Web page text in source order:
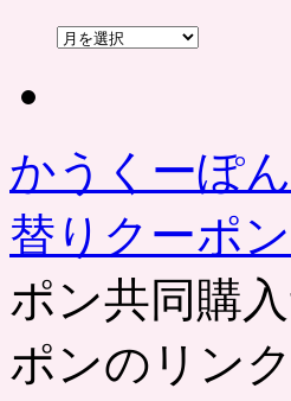
過
かうくーぽ
替りクーポ
ポン共同購
ポンのリン